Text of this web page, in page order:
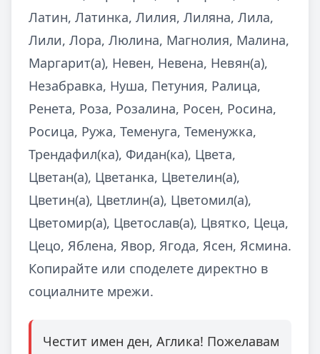
Латин, Латинка, Лилия, Лиляна, Лила,
Лили, Лора, Люлина, Магнолия, Малина,
Маргарит(а), Невен, Невена, Невян(а),
Незабравка, Нуша, Петуния, Ралица,
Ренета, Роза, Розалина, Росен, Росина,
Росица, Ружа, Теменуга, Теменужка,
Трендафил(ка), Фидан(ка), Цвета,
Цветан(а), Цветанка, Цветелин(а),
Цветин(а), Цветлин(а), Цветомил(а),
Цветомир(а), Цветослав(а), Цвятко, Цеца,
Цецо, Яблена, Явор, Ягода, Ясен, Ясмина.
Копирайте или споделете директно в
социалните мрежи.
Честит имен ден, Аглика! Пожелавам